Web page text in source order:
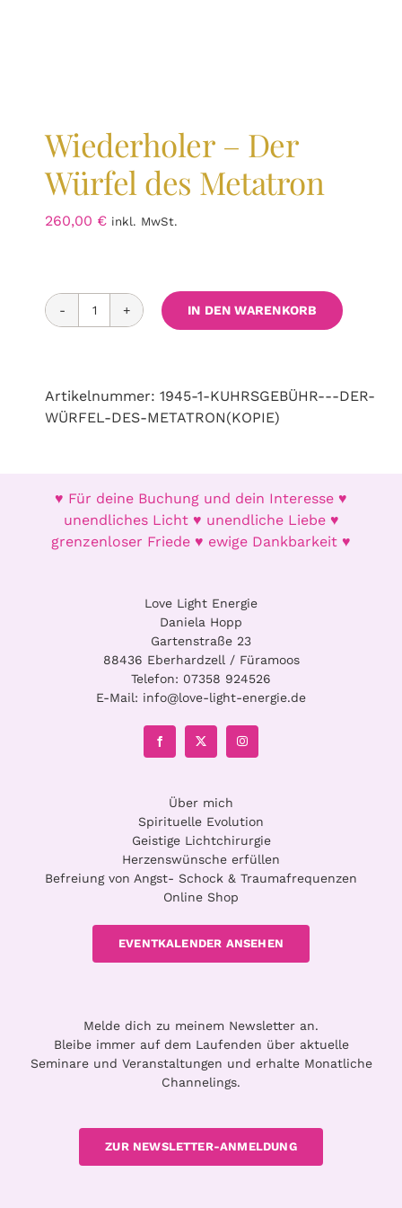
Wiederholer – Der
Würfel des Metatron
260,00 € inkl. MwSt.
Wiederholer
des
Metatron
IN DEN WARENKORB
Artikelnummer: 1945-1-KUHRSGEBÜHR---DER-
WÜRFEL-DES-METATRON(KOPIE)
♥ Für deine Buchung und dein Interesse ♥
unendliches Licht ♥ unendliche Liebe ♥
grenzenloser Friede ♥ ewige Dankbarkeit ♥
Love Light Energie
Daniela Hopp
Gartenstraße 23
88436 Eberhardzell / Füramoos
Telefon: 07358 924526
E-Mail: info@love-light-energie.de
Über mich
Spirituelle Evolution
Geistige Lichtchirurgie
Herzenswünsche erfüllen
Befreiung von Angst- Schock & Traumafrequenzen
Online Shop
EVENTKALENDER ANSEHEN
Melde dich zu meinem Newsletter an.
Bleibe immer auf dem Laufenden über aktuelle
Seminare und Veranstaltungen und erhalte Monatliche
Channelings.
ZUR NEWSLETTER-ANMELDUNG